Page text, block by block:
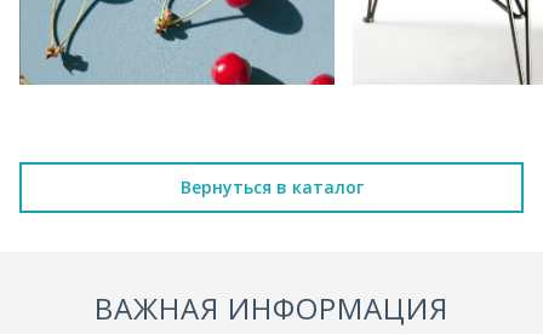
Вернуться в каталог
ВАЖНАЯ ИНФОРМАЦИЯ